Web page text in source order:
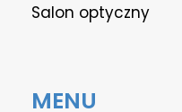
Salon optyczny
MENU